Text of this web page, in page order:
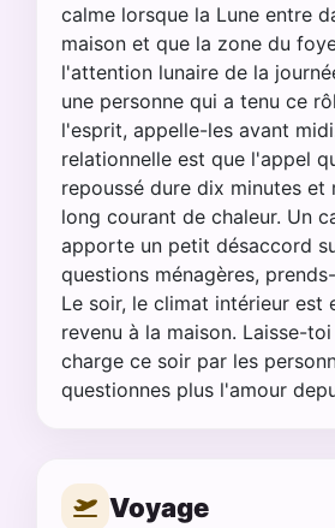
calme lorsque la Lune entre
maison et que la zone du
l'attention lunaire de la
une personne qui a tenu ce
l'esprit, appelle-les avant
relationnelle est que l'appel
repoussé dure dix minutes et
long courant de chaleur. Un
apporte un petit désaccord
questions ménagères,
Le soir, le climat intérieur est
revenu à la maison. Laisse-
charge ce soir par les
questionnes plus l'amour
Voyage